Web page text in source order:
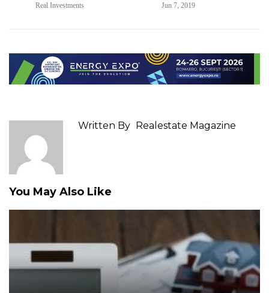
Real Investments Jun 7, 2019
Written By Realestate Magazine
You May Also Like